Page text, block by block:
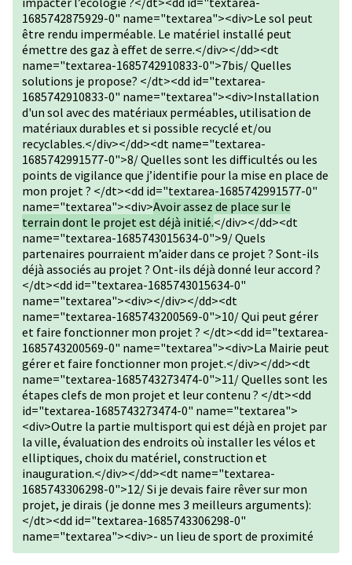
1685742875929-0" name="textarea"><div>Le sol peut
être rendu imperméable. Le matériel installé peut
émettre des gaz à effet de serre.</div></dd><dt
name="textarea-1685742910833-0">7bis/ Quelles
solutions je propose? </dt><dd id="textarea-
1685742910833-0" name="textarea"><div>Installation
d'un sol avec des matériaux perméables, utilisation de
matériaux durables et si possible recyclé et/ou
recyclables.</div></dd><dt name="textarea-
1685742991577-0">8/ Quelles sont les difficultés ou les
points de vigilance que j’identifie pour la mise en place de
mon projet ? </dt><dd id="textarea-1685742991577-0"
name="textarea"><div>Avoir assez de place sur le
terrain dont le projet est déjà initié.</div></dd><dt
name="textarea-1685743015634-0">9/ Quels
partenaires pourraient m’aider dans ce projet ? Sont-ils
déjà associés au projet ? Ont-ils déjà donné leur accord ?
</dt><dd id="textarea-1685743015634-0"
name="textarea"><div></div></dd><dt
name="textarea-1685743200569-0">10/ Qui peut gérer
et faire fonctionner mon projet ? </dt><dd id="textarea-
1685743200569-0" name="textarea"><div>La Mairie peut
gérer et faire fonctionner mon projet.</div></dd><dt
name="textarea-1685743273474-0">11/ Quelles sont les
étapes clefs de mon projet et leur contenu ? </dt><dd
id="textarea-1685743273474-0" name="textarea">
<div>Outre la partie multisport qui est déjà en projet par
la ville, évaluation des endroits où installer les vélos et
elliptiques, choix du matériel, construction et
inauguration.</div></dd><dt name="textarea-
1685743306298-0">12/ Si je devais faire rêver sur mon
projet, je dirais (je donne mes 3 meilleurs arguments):
</dt><dd id="textarea-1685743306298-0"
name="textarea"><div>- un lieu de sport de proximité